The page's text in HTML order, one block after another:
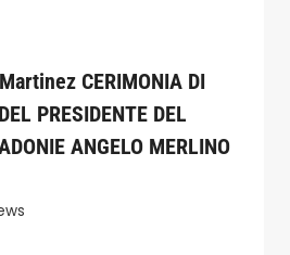
CERIMONIA DI
PRESIDENTE DEL
ANGELO MERLINO